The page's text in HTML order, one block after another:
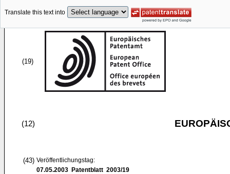
Translate this text into
(19)
(12)
(43) Veröffentlichungstag:
07.05.2003 Patentblatt 2003/19